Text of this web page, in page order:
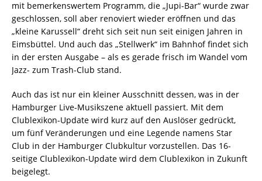
mit bemerkenswertem Programm, die „Jupi-Bar“ wurde zwar
geschlossen, soll aber renoviert wieder eröffnen und das
„kleine Karussell“ dreht sich seit nun seit einigen Jahren in
Eimsbüttel. Und auch das „Stellwerk“ im Bahnhof findet sich
in der ersten Ausgabe – als es gerade frisch im Wandel vom
Jazz- zum Trash-Club stand.
Auch das ist nur ein kleiner Ausschnitt dessen, was in der
Hamburger Live-Musikszene aktuell passiert. Mit dem
Clublexikon-Update wird kurz auf den Auslöser gedrückt,
um fünf Veränderungen und eine Legende namens Star
Club in der Hamburger Clubkultur vorzustellen. Das 16-
seitige Clublexikon-Update wird dem Clublexikon in Zukunft
beigelegt.